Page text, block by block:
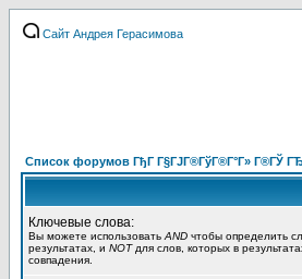
Сайт Андрея Герасимова
Список форумов ГђГ Г§ГЈГ®ГўГ®Г°Г» Г®ГЎ
Ключевые слова:
Вы можете использовать AND чтобы определить
результатах, и NOTдля слов, которых в
совпадения.